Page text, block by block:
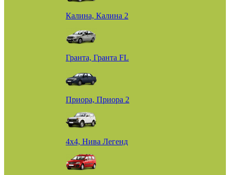
Калина, Калина 2
Гранта, Гранта FL
Приора, Приора 2
4х4, Нива Легенд